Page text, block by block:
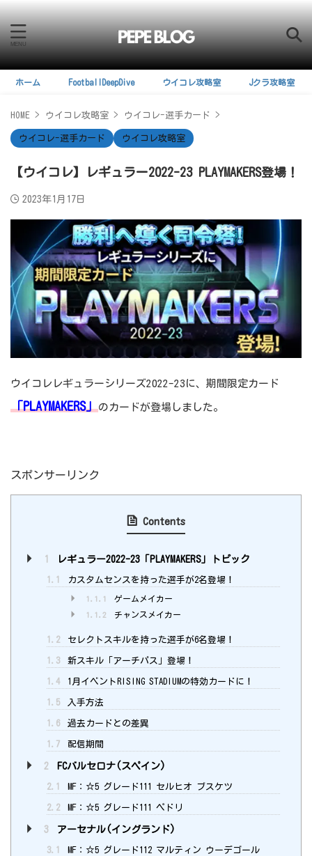
ホーム FootballDeepDive ウイコレ攻略室 Jクラ攻略室
HOME > ウイコレ攻略室 > ウイコレ-選手カード >
ウイコレ-選手カード ウイコレ攻略室
【ウイコレ】レギュラー2022-23 PLAYMAKERS登場！
2023年1月17日
ウイコレレギュラーシリーズ2022-23に、期間限定カード
「PLAYMAKERS」のカードが登場しました。
スポンサーリンク
Contents
1 レギュラー2022-23「PLAYMAKERS」トピック
1.1 カスタムセンスを持った選手が2名登場！
1.1.1 ゲームメイカー
1.1.2 チャンスメイカー
1.2 セレクトスキルを持った選手が6名登場！
1.3 新スキル「アーチパス」登場！
1.4 1月イベントRISING STADIUMの特効カードに！
1.5 入手方法
1.6 過去カードとの差異
1.7 配信期間
2 FCバルセロナ(スペイン)
2.1 MF：☆5 グレード111 セルヒオ ブスケツ
2.2 MF：☆5 グレード111 ペドリ
3 アーセナル(イングランド)
3.1 MF：☆5 グレード112 マルティン ウーデゴール